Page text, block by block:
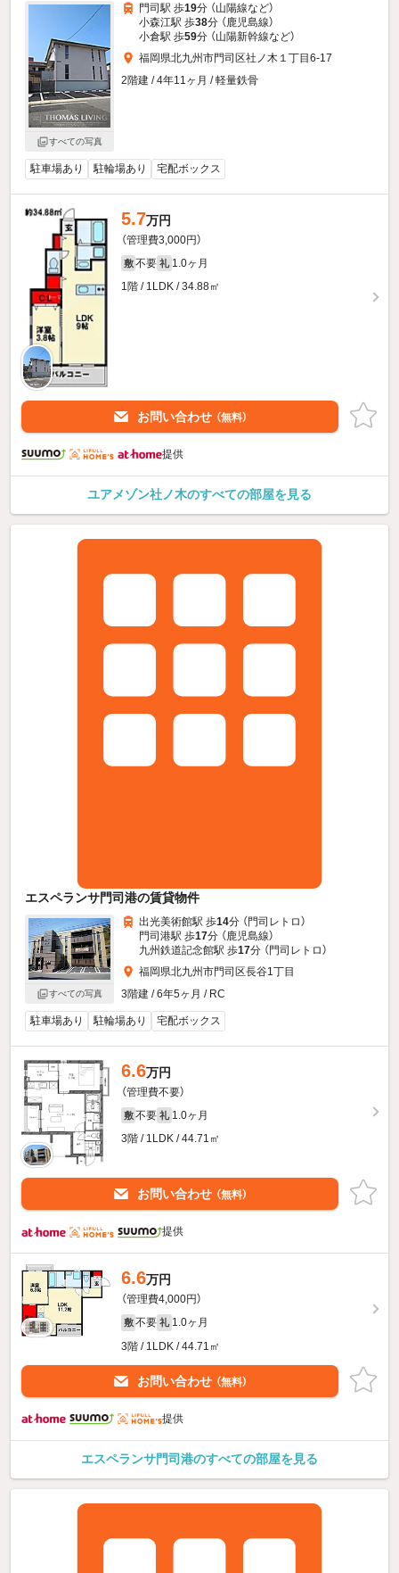
すべての写真
門司駅 歩19分 （山陽線など）
小森江駅 歩38分 （鹿児島線）
小倉駅 歩59分 （山陽新幹線など）
福岡県北九州市門司区社ノ木１丁目6-17
2階建 / 4年11ヶ月 / 軽量鉄骨
駐車場あり 駐輪場あり 宅配ボックス
5.7万円
（管理費3,000円）
敷 不要 礼 1.0ヶ月
1階 / 1LDK / 34.88㎡
お問い合わせ （無料）
提供
ユアメゾン社ノ木のすべての部屋を見る
エスペランサ門司港の賃貸物件
すべての写真
出光美術館駅 歩14分 （門司レトロ）
門司港駅 歩17分 （鹿児島線）
九州鉄道記念館駅 歩17分 （門司レトロ）
福岡県北九州市門司区長谷1丁目
3階建 / 6年5ヶ月 / RC
駐車場あり 駐輪場あり 宅配ボックス
6.6万円
（管理費不要）
敷 不要 礼 1.0ヶ月
3階 / 1LDK / 44.71㎡
お問い合わせ （無料）
提供
6.6万円
（管理費4,000円）
敷 不要 礼 1.0ヶ月
3階 / 1LDK / 44.71㎡
お問い合わせ （無料）
提供
エスペランサ門司港のすべての部屋を見る